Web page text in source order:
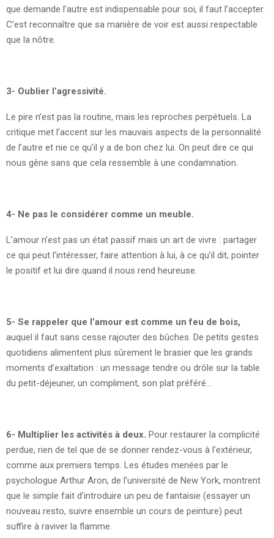
que demande l’autre est indispensable pour soi, il faut l’accepter.
C’est reconnaître que sa manière de voir est aussi respectable
que la nôtre.
3- Oublier l’agressivité.
Le pire n’est pas la routine, mais les reproches perpétuels. La
critique met l’accent sur les mauvais aspects de la personnalité
de l’autre et nie ce qu’il y a de bon chez lui. On peut dire ce qui
nous gêne sans que cela ressemble à une condamnation.
4- Ne pas le considérer comme un meuble.
L’amour n’est pas un état passif mais un art de vivre : partager
ce qui peut l’intéresser, faire attention à lui, à ce qu’il dit, pointer
le positif et lui dire quand il nous rend heureuse.
5- Se rappeler que l’amour est comme un feu de bois,
auquel il faut sans cesse rajouter des bûches. De petits gestes
quotidiens alimentent plus sûrement le brasier que les grands
moments d’exaltation : un message tendre ou drôle sur la table
du petit-déjeuner, un compliment, son plat préféré…
6- Multiplier les activités à deux. Pour restaurer la complicité
perdue, rien de tel que de se donner rendez-vous à l’extérieur,
comme aux premiers temps. Les études menées par le
psychologue Arthur Aron, de l’université de New York, montrent
que le simple fait d’introduire un peu de fantaisie (essayer un
nouveau resto, suivre ensemble un cours de peinture) peut
suffire à raviver la flamme.